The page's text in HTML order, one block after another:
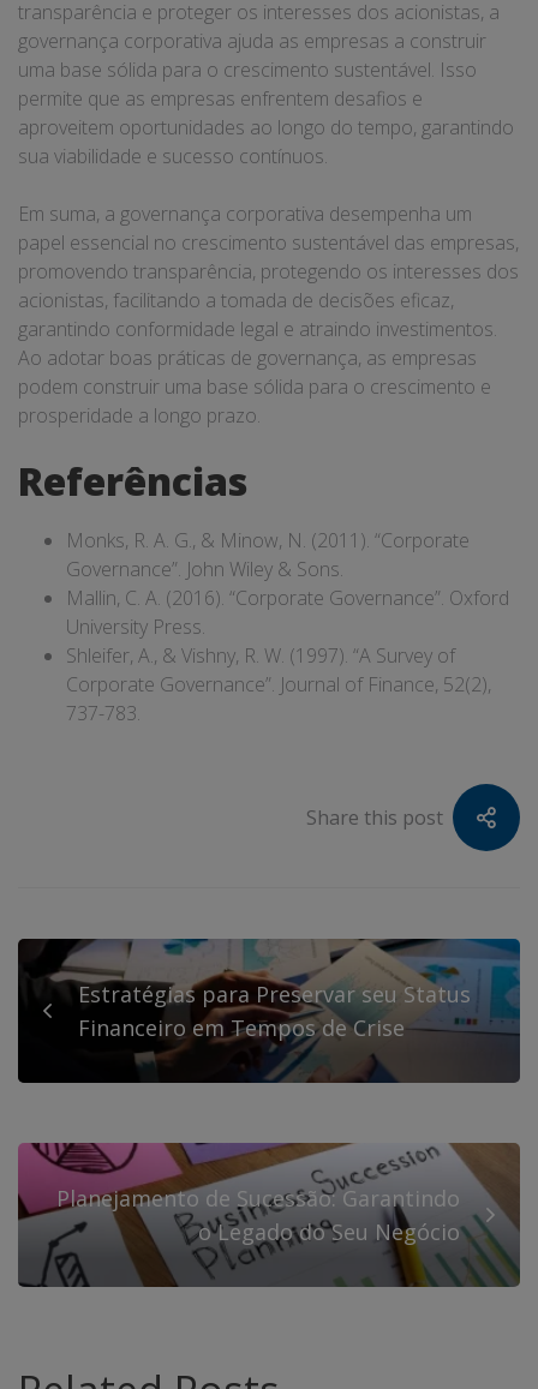
transparência e proteger os interesses dos acionistas, a
governança corporativa ajuda as empresas a construir
uma base sólida para o crescimento sustentável. Isso
permite que as empresas enfrentem desafios e
aproveitem oportunidades ao longo do tempo, garantindo
sua viabilidade e sucesso contínuos.
Em suma, a governança corporativa desempenha um
papel essencial no crescimento sustentável das empresas,
promovendo transparência, protegendo os interesses dos
acionistas, facilitando a tomada de decisões eficaz,
garantindo conformidade legal e atraindo investimentos.
Ao adotar boas práticas de governança, as empresas
podem construir uma base sólida para o crescimento e
prosperidade a longo prazo.
Referências
Monks, R. A. G., & Minow, N. (2011). “Corporate
Governance”. John Wiley & Sons.
Mallin, C. A. (2016). “Corporate Governance”. Oxford
University Press.
Shleifer, A., & Vishny, R. W. (1997). “A Survey of
Corporate Governance”. Journal of Finance, 52(2),
737-783.
Share this post
Estratégias para Preservar seu Status
Financeiro em Tempos de Crise
Planejamento de Sucessão: Garantindo
o Legado do Seu Negócio